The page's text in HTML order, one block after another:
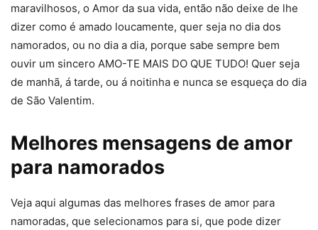
maravilhosos, o Amor da sua vida, então não deixe de lhe
dizer como é amado loucamente, quer seja no dia dos
namorados, ou no dia a dia, porque sabe sempre bem
ouvir um sincero AMO-TE MAIS DO QUE TUDO! Quer seja
de manhã, á tarde, ou á noitinha e nunca se esqueça do dia
de São Valentim.
Melhores mensagens de amor
para namorados
Veja aqui algumas das melhores frases de amor para
namoradas, que selecionamos para si, que pode dizer